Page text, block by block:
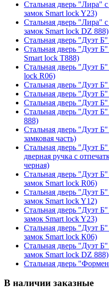
Стальная дверь "Лира"
замок Smart lock Y23)
Стальная дверь "Лира"
замок Smart lock DZ 888)
Стальная дверь "Дуэт Б"
Стальная дверь "Дуэт
Smart lock T888)
Стальная дверь "Дуэт
lock R06)
Стальная дверь "Дуэт
Стальная дверь "Дуэт
Стальная дверь "Дуэт
Стальная дверь "Дуэт
888)
Стальная дверь "Дуэт
замковая часть)
Стальная дверь "Дуэт
дверная ручка с
черная)
Стальная дверь "Дуэт
замок Smart lock R06)
Стальная дверь "Дуэт
замок Smart lock Y12)
Стальная дверь "Дуэт
замок Smart lock Y23)
Стальная дверь "Дуэт
замок Smart lock К06)
Стальная дверь "Дуэт
замок Smart lock DZ 888)
Стальная дверь
В наличии заказные